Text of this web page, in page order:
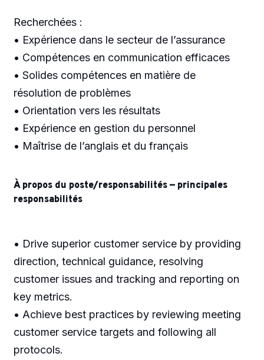
Recherchées :
• Expérience dans le secteur de l’assurance
• Compétences en communication efficaces
• Solides compétences en matière de
résolution de problèmes
• Orientation vers les résultats
• Expérience en gestion du personnel
• Maîtrise de l’anglais et du français
À propos du poste/responsabilités — principales
responsabilités
• Drive superior customer service by providing
direction, technical guidance, resolving
customer issues and tracking and reporting on
key metrics.
• Achieve best practices by reviewing meeting
customer service targets and following all
protocols.